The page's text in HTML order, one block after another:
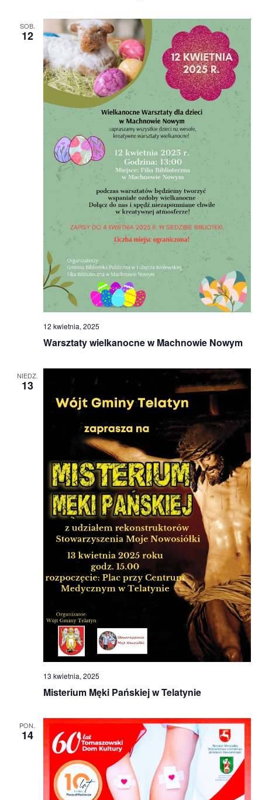
SOB.
12
Warsztaty wielkanocne w Machnowie Nowym
12 kwietnia, 2025
NIEDZ.
13
Misterium Męki Pańskiej w Telatynie
13 kwietnia, 2025
PON.
14